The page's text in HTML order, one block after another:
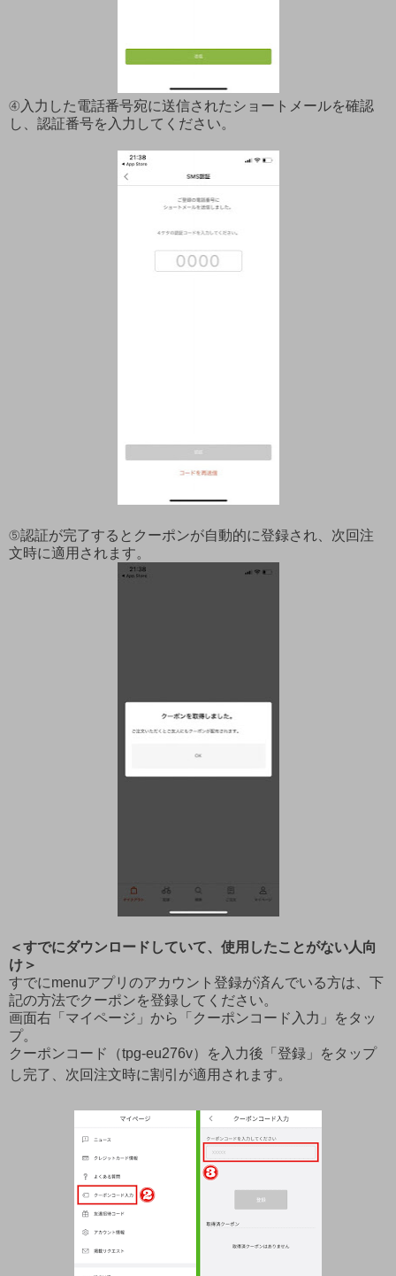
④入力した電話番号宛に送信されたショートメールを確認
し、認証番号を入力してください。
⑤認証が完了するとクーポンが自動的に登録され、次回注
文時に適用されます。
＜すでにダウンロードしていて、使用したことがない人向
け＞
すでにmenuアプリのアカウント登録が済んでいる方は、下
記の方法でクーポンを登録してください。
画面右「マイページ」から「クーポンコード入力」をタッ
プ。
クーポンコード（tpg-eu276v）を入力後「登録」をタップ
し完了、次回注文時に割引が適用されます。